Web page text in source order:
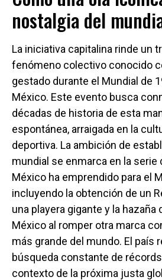
nostalgia del
La iniciativa capitalina rinde un
fenómeno colectivo conocido
gestado durante el Mundial de
México. Este evento busca
décadas de historia de esta
espontánea, arraigada en la
deportiva. La ambición de
mundial se enmarca en la
México ha emprendido para el
incluyendo la obtención de un
una playera gigante y la hazaña
México al romper otra marca
más grande del mundo. El país
búsqueda constante de
contexto de la próxima justa